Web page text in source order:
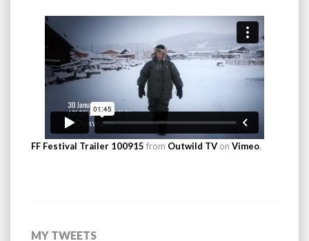
FF Festival Trailer 100915 from Outwild TV on Vimeo.
MY TWEETS